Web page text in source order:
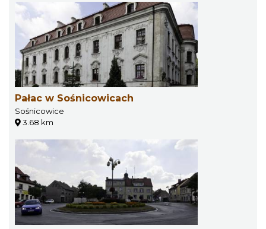
Pałac w Sośnicowicach
Sośnicowice
3.68 km